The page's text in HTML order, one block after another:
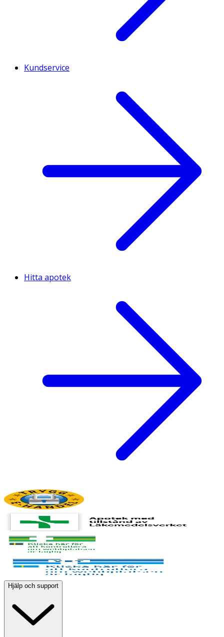
Kundservice
Hitta apotek
Hjälp och support